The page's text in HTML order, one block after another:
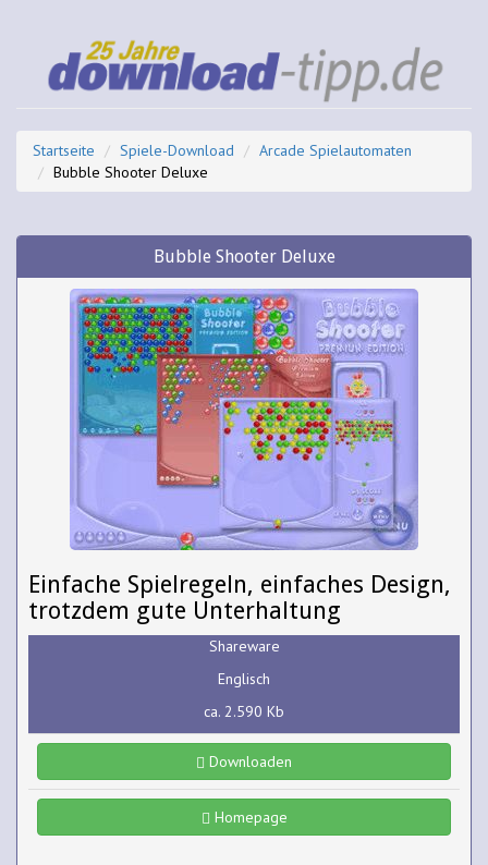
Startseite Spiele-Download
Arcade Spielautomaten
Bubble Shooter Deluxe
Bubble Shooter Deluxe
Einfache Spielregeln, einfaches Design,
trotzdem gute Unterhaltung
Shareware
Englisch
ca. 2.590 Kb
Downloaden
Homepage